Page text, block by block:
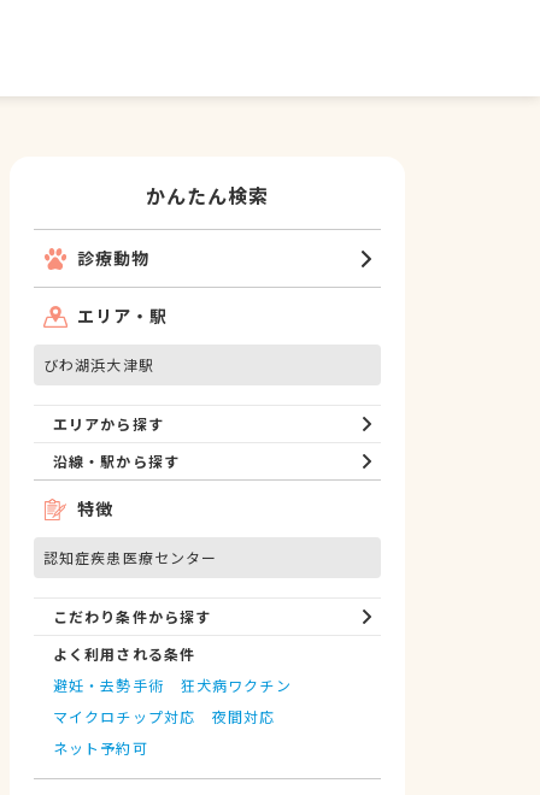
かんたん検索
診療動物
エリア・駅
びわ湖浜大津駅
エリアから探す
沿線・駅から探す
特徴
認知症疾患医療センター
こだわり条件から探す
よく利用される条件
避妊・去勢手術
狂犬病ワクチン
マイクロチップ対応
夜間対応
ネット予約可